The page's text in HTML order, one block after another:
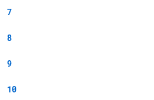
7
8
9
10